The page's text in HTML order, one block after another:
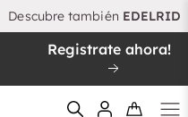
Descubre también EDELRID
Registrate ahora!